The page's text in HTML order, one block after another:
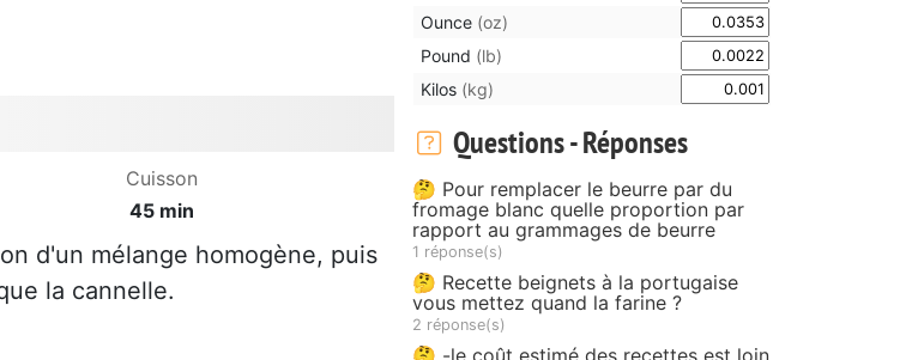
Cuisson
45 min
d'un mélange homogène, puis
la cannelle.
Ounce (oz)
Pound (lb)
Kilos (kg)
Questions - Réponses
🤔 Pour remplacer le beurre par du
fromage blanc quelle proportion par
rapport au grammages de beurre
1 réponse(s)
🤔 Recette beignets à la portugaise
vous mettez quand la farine ?
2 réponse(s)
🤔 -le coût estimé des recettes est loin